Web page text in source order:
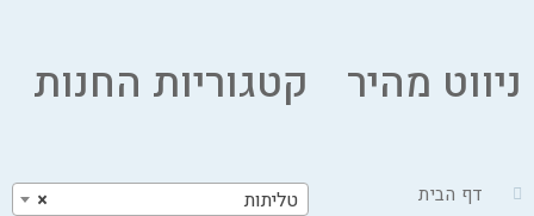
ניווט מהיר
דף הבית
קטגוריות החנות
× טליתות